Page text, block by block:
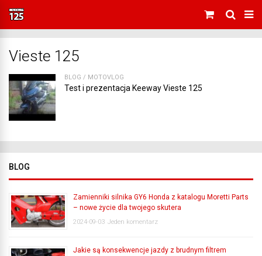
Vieste 125
BLOG / MOTOVLOG
Test i prezentacja Keeway Vieste 125
BLOG
Zamienniki silnika GY6 Honda z katalogu Moretti Parts
– nowe życie dla twojego skutera
2024-09-03 Jeden komentarz
Jakie są konsekwencje jazdy z brudnym filtrem